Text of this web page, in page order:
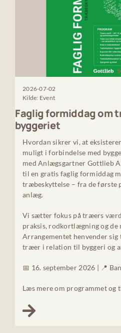
2026-07-02
Kilde: Event
Faglig formiddag om
byggeriet
Hvordan sikrer vi, at
muligt i forbindelse med
med Anlægsgartner Gottlieb
til en gratis faglig formiddag
træbeskyttelse – fra de første
anlæg.
Vi sætter fokus på træers
praksis, rodkortlægning og de
Arrangementet henvender
træer i relation til byggeri og
📅 16. september 2026 | 📍
Læs mere om programmet og